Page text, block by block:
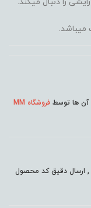
میباشد.
آن ها توسط فروشگاه MM
, ارسال دقیق کد محصول